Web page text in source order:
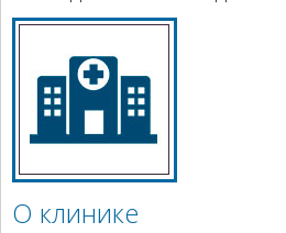
О клинике